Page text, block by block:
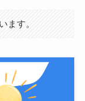
ます。